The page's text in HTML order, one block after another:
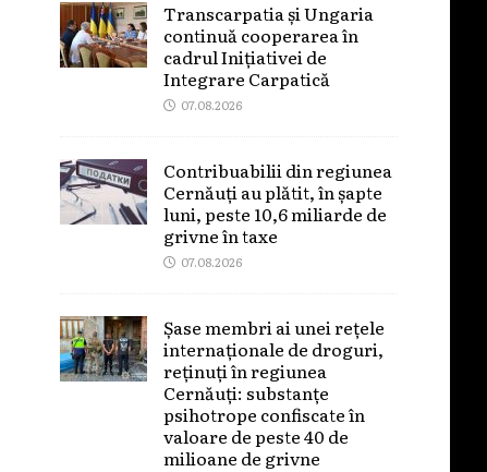
Transcarpatia și Ungaria
continuă cooperarea în
cadrul Inițiativei de
Integrare Carpatică
07.08.2026
Contribuabilii din regiunea
Cernăuți au plătit, în șapte
luni, peste 10,6 miliarde de
grivne în taxe
07.08.2026
Șase membri ai unei rețele
internaționale de droguri,
reținuți în regiunea
Cernăuți: substanțe
psihotrope confiscate în
valoare de peste 40 de
milioane de grivne